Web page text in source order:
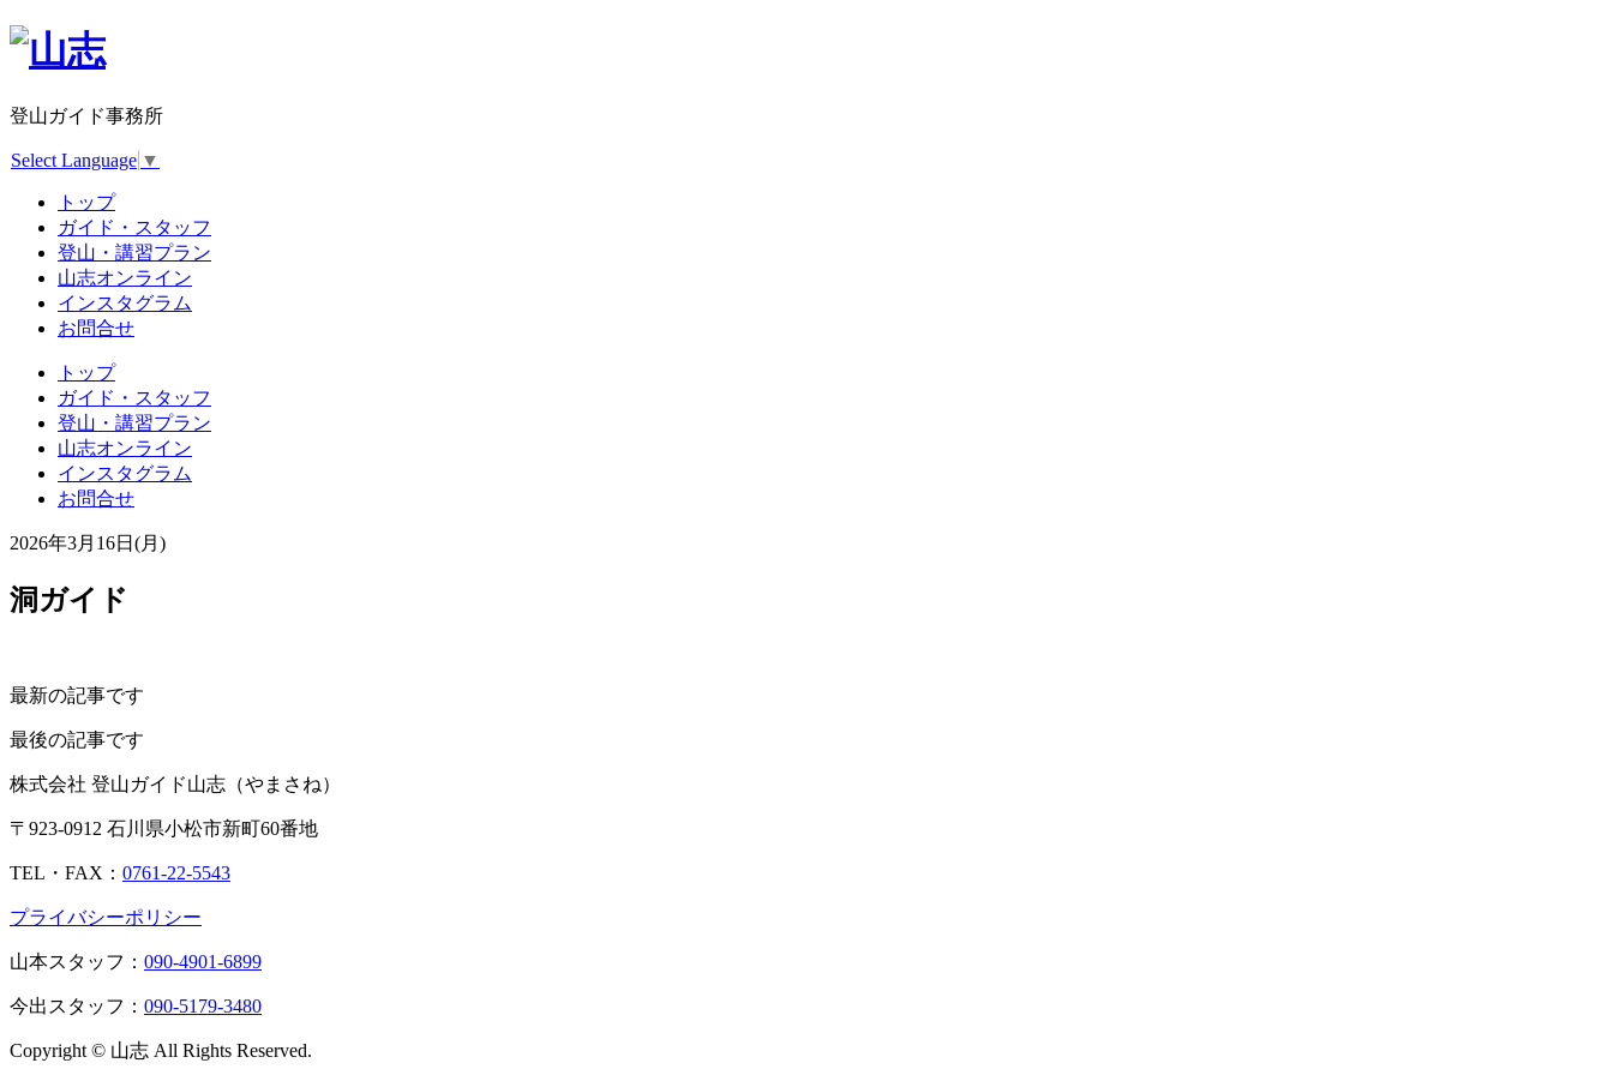
登山ガイド事務所
Select Language ▼
トップ
ガイド・スタッフ
登山・講習プラン
山志オンライン
インスタグラム
お問合せ
トップ
ガイド・スタッフ
登山・講習プラン
山志オンライン
インスタグラム
お問合せ
2026年3月16日(月)
洞ガイド
最新の記事です
最後の記事です
株式会社 登山ガイド山志（やまさね）
〒923-0912 石川県小松市新町60番地
TEL・FAX： 0761-22-5543
プライバシーポリシー
山本スタッフ： 090-4901-6899
今出スタッフ： 090-5179-3480
Copyright © 山志 All Rights Reserved.